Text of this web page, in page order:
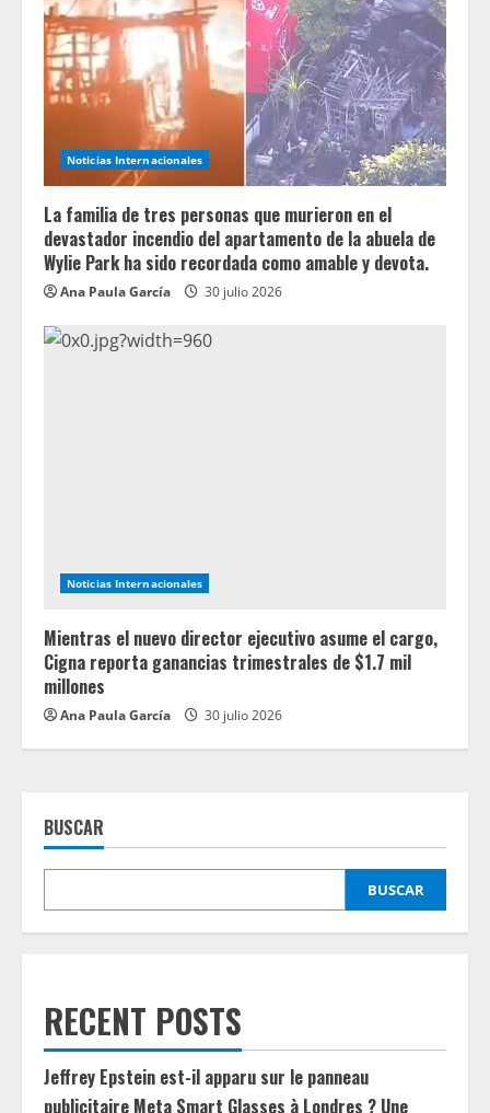
Noticias Internacionales
La familia de tres personas que murieron en el
devastador incendio del apartamento de la abuela de
Wylie Park ha sido recordada como amable y devota.
Ana Paula García 30 julio 2026
Noticias Internacionales
Mientras el nuevo director ejecutivo asume el cargo,
Cigna reporta ganancias trimestrales de $1.7 mil
millones
Ana Paula García 30 julio 2026
BUSCAR
BUSCAR
RECENT POSTS
Jeffrey Epstein est-il apparu sur le panneau
publicitaire Meta Smart Glasses à Londres ? Une